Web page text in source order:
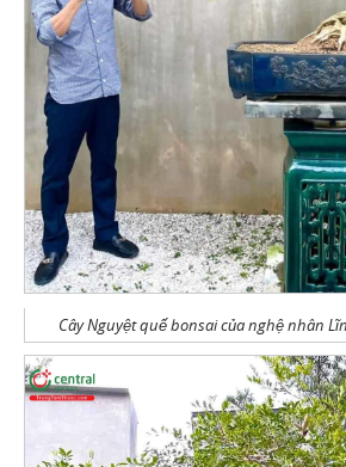
Cây Nguyệt quế bonsai của nghệ nhân